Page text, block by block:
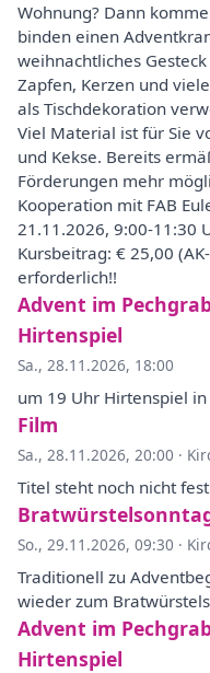
Wohnung? Dann
binden einen
weihnachtliches
Zapfen, Kerzen und
als Tischdekoration
Viel Material ist für Sie
und Kekse. Bereits
Förderungen mehr
Kooperation mit FAB
21.11.2026, 9:00-11:30
Kursbeitrag: € 25,00
erforderlich!!
Advent im
Hirtenspiel
Sa., 28.11.2026, 18:00
um 19 Uhr Hirtenspiel
Film
Sa., 28.11.2026, 20:00 ·
Titel steht noch nicht fest
So., 29.11.2026, 09:30 ·
Traditionell zu
wieder zum
Advent im
Hirtenspiel